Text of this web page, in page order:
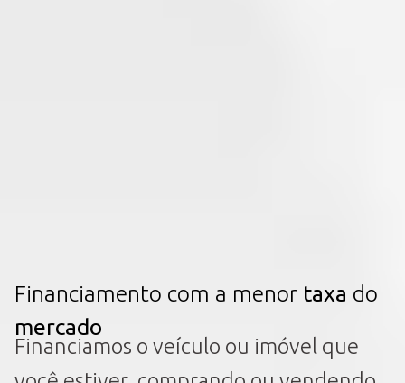
Financiamento com a menor taxa do
mercado
Financiamos o veículo ou imóvel que